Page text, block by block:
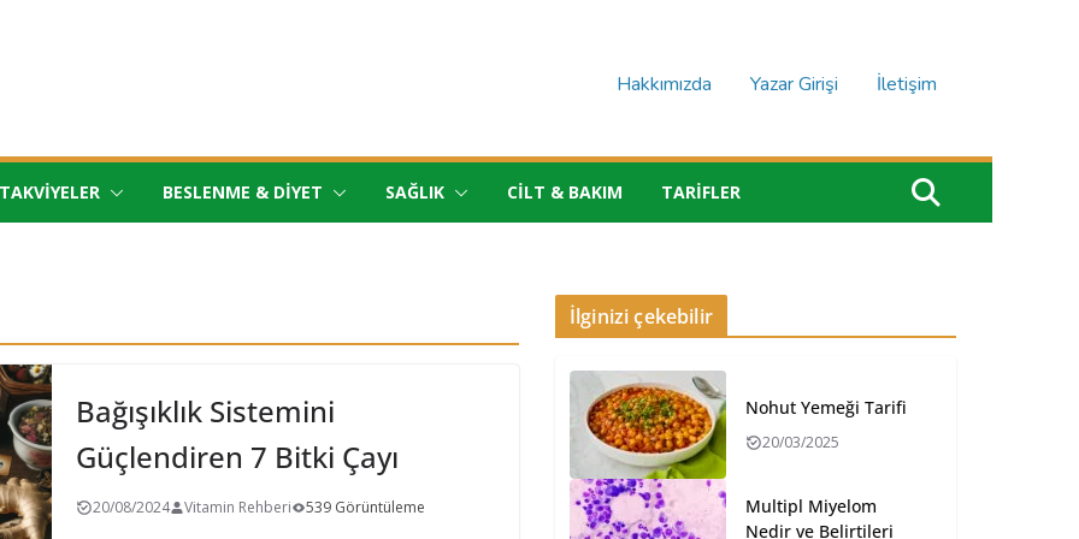
Hakkımızda Yazar Girişi İletişim
TAKVIYELER BESLENME & DIYET SAĞLIK CILT & BAKIM TARIFLER
Bağışıklık Sistemini
Güçlendiren 7 Bitki Çayı
20/08/2024 Vitamin Rehberi 539 Görüntüleme
İlginizi çekebilir
Nohut Yemeği Tarifi
20/03/2025
Multipl Miyelom
Nedir ve Belirtileri